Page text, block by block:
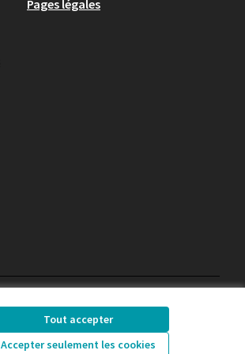
Tout accepter
Accepter seulement les cookies
Pages légales
(Lien externe)(Lien externe)(Lien externe)